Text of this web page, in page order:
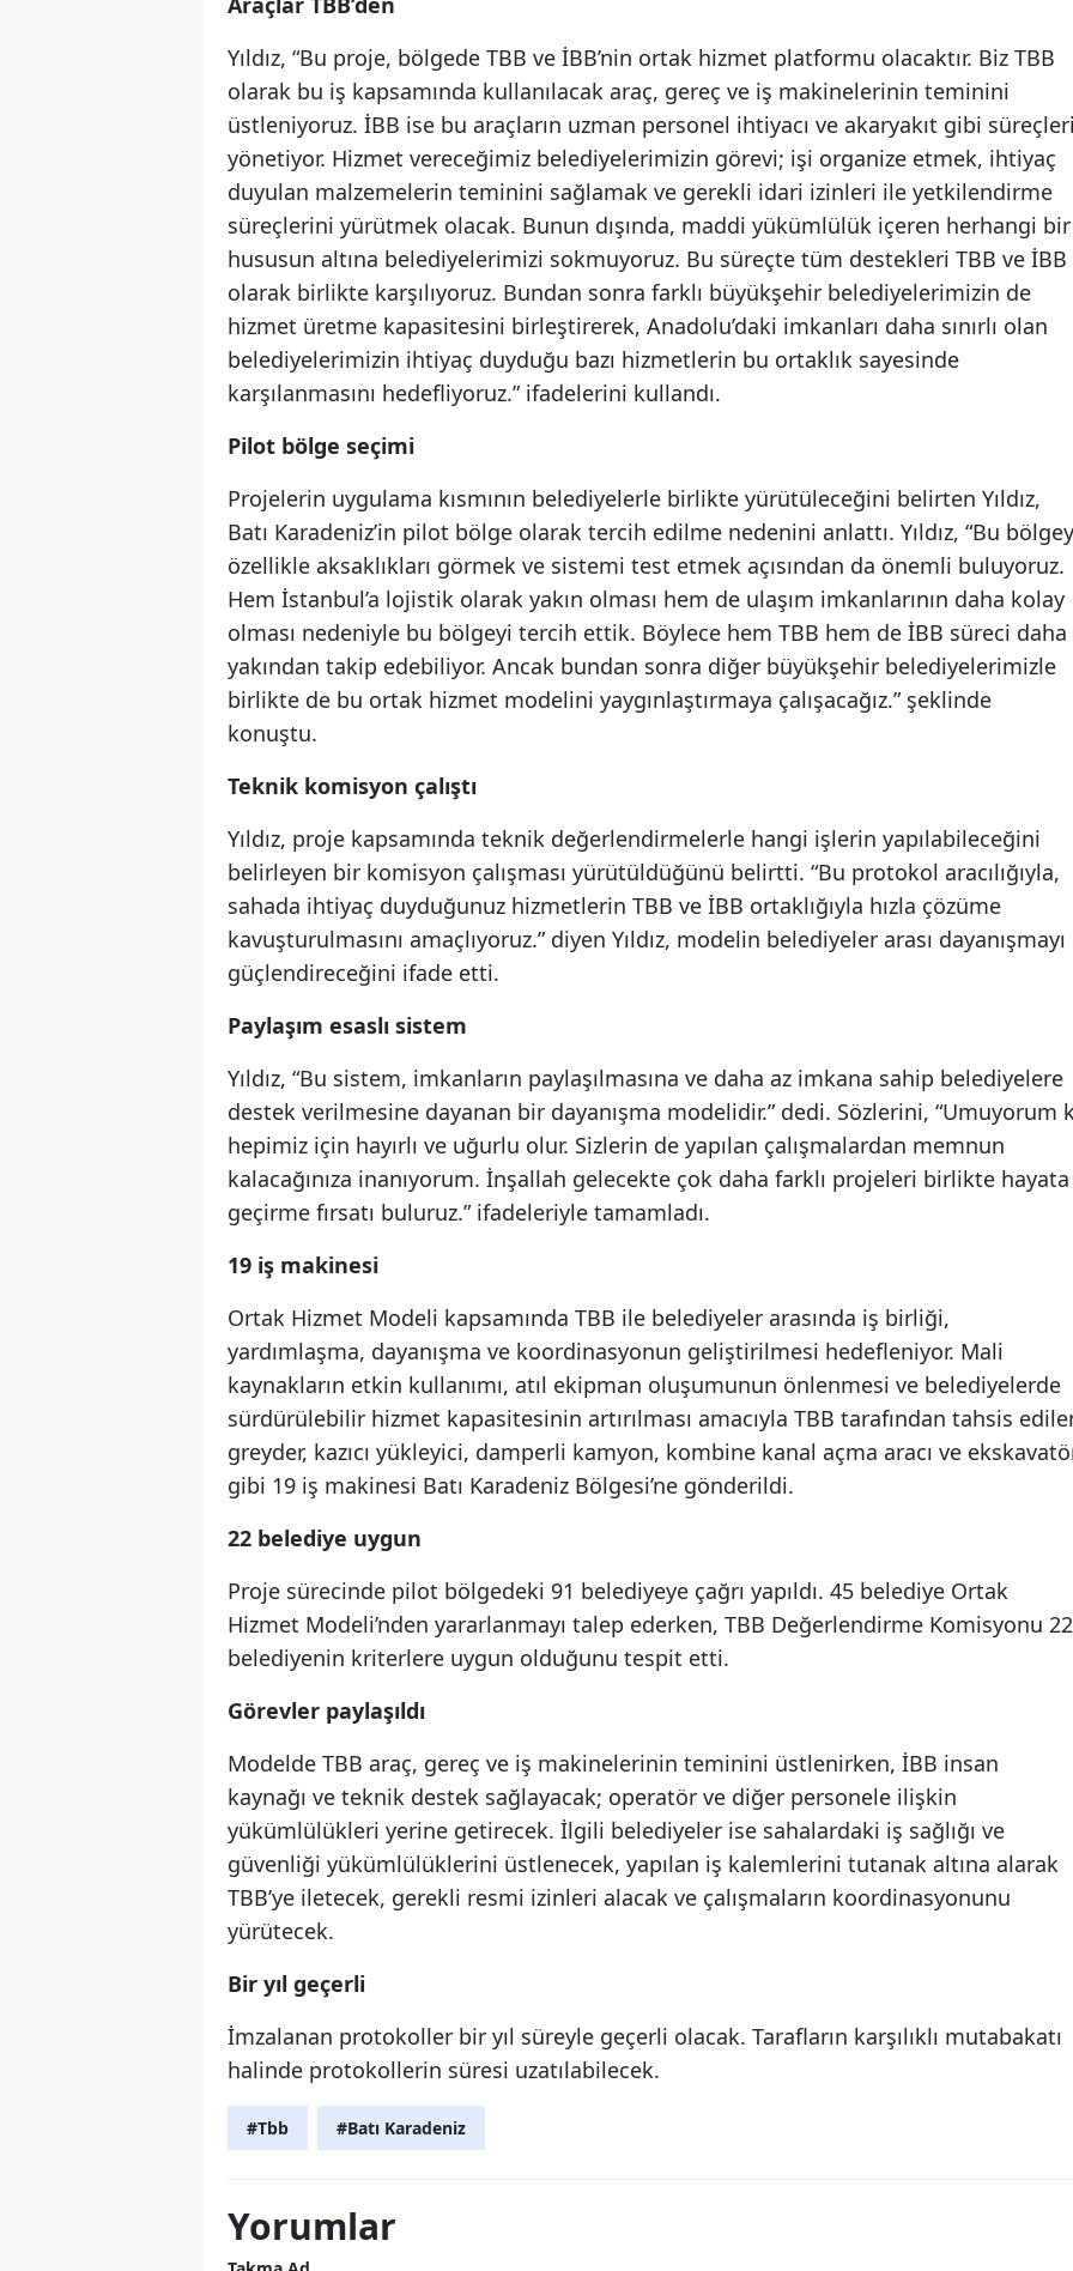
Yıldız, “Bu proje, bölgede TBB ve İBB’nin ortak hizmet platformu olacaktır. Biz TBB
olarak bu iş kapsamında kullanılacak araç, gereç ve iş makinelerinin teminini
üstleniyoruz. İBB ise bu araçların uzman personel ihtiyacı ve akaryakıt gibi
yönetiyor. Hizmet vereceğimiz belediyelerimizin görevi; işi organize etmek, ihtiyaç
duyulan malzemelerin teminini sağlamak ve gerekli idari izinleri ile yetkilendirme
süreçlerini yürütmek olacak. Bunun dışında, maddi yükümlülük içeren herhangi bir
hususun altına belediyelerimizi sokmuyoruz. Bu süreçte tüm destekleri TBB ve İBB
olarak birlikte karşılıyoruz. Bundan sonra farklı büyükşehir belediyelerimizin de
hizmet üretme kapasitesini birleştirerek, Anadolu’daki imkanları daha sınırlı olan
belediyelerimizin ihtiyaç duyduğu bazı hizmetlerin bu ortaklık sayesinde
karşılanmasını hedefliyoruz.” ifadelerini kullandı.
Pilot bölge seçimi
Projelerin uygulama kısmının belediyelerle birlikte yürütüleceğini belirten Yıldız,
Batı Karadeniz’in pilot bölge olarak tercih edilme nedenini anlattı. Yıldız, “Bu
özellikle aksaklıkları görmek ve sistemi test etmek açısından da önemli buluyoruz.
Hem İstanbul’a lojistik olarak yakın olması hem de ulaşım imkanlarının daha kolay
olması nedeniyle bu bölgeyi tercih ettik. Böylece hem TBB hem de İBB süreci daha
yakından takip edebiliyor. Ancak bundan sonra diğer büyükşehir belediyelerimizle
birlikte de bu ortak hizmet modelini yaygınlaştırmaya çalışacağız.” şeklinde
konuştu.
Teknik komisyon çalıştı
Yıldız, proje kapsamında teknik değerlendirmelerle hangi işlerin yapılabileceğini
belirleyen bir komisyon çalışması yürütüldüğünü belirtti. “Bu protokol aracılığıyla,
sahada ihtiyaç duyduğunuz hizmetlerin TBB ve İBB ortaklığıyla hızla çözüme
kavuşturulmasını amaçlıyoruz.” diyen Yıldız, modelin belediyeler arası dayanışmayı
güçlendireceğini ifade etti.
Paylaşım esaslı sistem
Yıldız, “Bu sistem, imkanların paylaşılmasına ve daha az imkana sahip belediyelere
destek verilmesine dayanan bir dayanışma modelidir.” dedi. Sözlerini, “Umuyorum
hepimiz için hayırlı ve uğurlu olur. Sizlerin de yapılan çalışmalardan memnun
kalacağınıza inanıyorum. İnşallah gelecekte çok daha farklı projeleri birlikte hayata
geçirme fırsatı buluruz.” ifadeleriyle tamamladı.
19 iş makinesi
Ortak Hizmet Modeli kapsamında TBB ile belediyeler arasında iş birliği,
yardımlaşma, dayanışma ve koordinasyonun geliştirilmesi hedefleniyor. Mali
kaynakların etkin kullanımı, atıl ekipman oluşumunun önlenmesi ve belediyelerde
sürdürülebilir hizmet kapasitesinin artırılması amacıyla TBB tarafından tahsis
greyder, kazıcı yükleyici, damperli kamyon, kombine kanal açma aracı ve
gibi 19 iş makinesi Batı Karadeniz Bölgesi’ne gönderildi.
22 belediye uygun
Proje sürecinde pilot bölgedeki 91 belediyeye çağrı yapıldı. 45 belediye Ortak
Hizmet Modeli’nden yararlanmayı talep ederken, TBB Değerlendirme Komisyonu 22
belediyenin kriterlere uygun olduğunu tespit etti.
Görevler paylaşıldı
Modelde TBB araç, gereç ve iş makinelerinin teminini üstlenirken, İBB insan
kaynağı ve teknik destek sağlayacak; operatör ve diğer personele ilişkin
yükümlülükleri yerine getirecek. İlgili belediyeler ise sahalardaki iş sağlığı ve
güvenliği yükümlülüklerini üstlenecek, yapılan iş kalemlerini tutanak altına alarak
TBB’ye iletecek, gerekli resmi izinleri alacak ve çalışmaların koordinasyonunu
yürütecek.
Bir yıl geçerli
İmzalanan protokoller bir yıl süreyle geçerli olacak. Tarafların karşılıklı mutabakatı
halinde protokollerin süresi uzatılabilecek.
#Tbb #Batı Karadeniz
Yorumlar